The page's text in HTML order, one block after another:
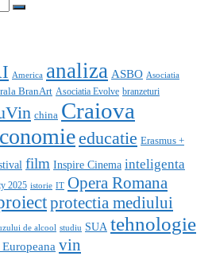
America analiza ASBO Asociatia
BranArt Asociatia Evolve branzeturi
china Craiova
educatie Erasmus +
film Inspire Cinema inteligenta
2025 istorie IT Opera Romana
protectia mediului
de alcool studiu SUA tehnologie
vin